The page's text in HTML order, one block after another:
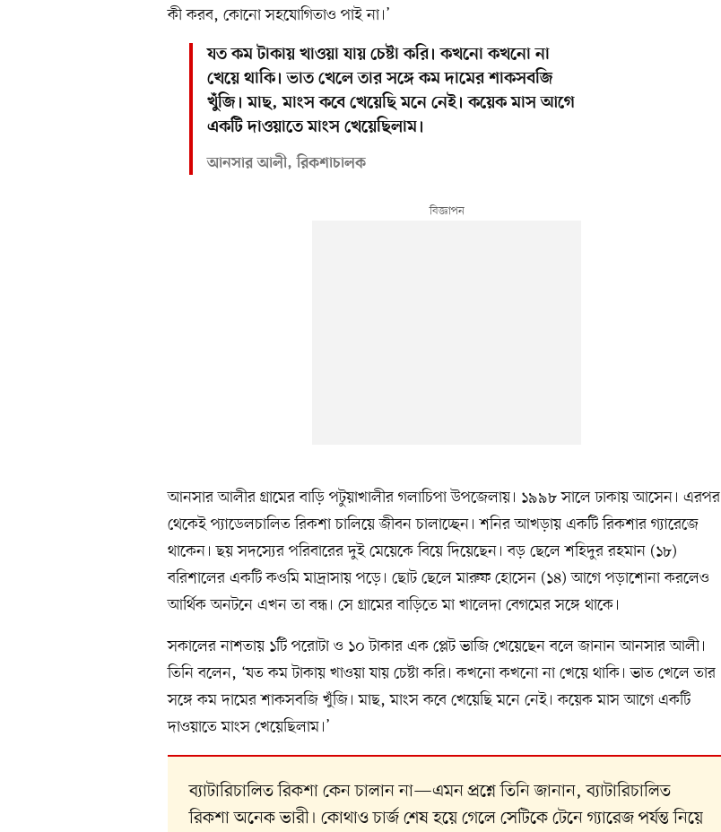
কী করব, কোনো সহযোগিতাও পাই না।’
যত কম টাকায় খাওয়া যায় চেষ্টা করি। কখনো কখনো না
খেয়ে থাকি। ভাত খেলে তার সঙ্গে কম দামের শাকসবজি
খুঁজি। মাছ, মাংস কবে খেয়েছি মনে নেই। কয়েক মাস আগে
একটি দাওয়াতে মাংস খেয়েছিলাম।
আনসার আলী, রিকশাচালক
আনসার আলীর গ্রামের বাড়ি পটুয়াখালীর গলাচিপা উপজেলায়। ১৯৯৮ সালে ঢাকায় আসেন। এরপর
থেকেই প্যাডেলচালিত রিকশা চালিয়ে জীবন চালাচ্ছেন। শনির আখড়ায় একটি রিকশার গ্যারেজে
থাকেন। ছয় সদস্যের পরিবারের দুই মেয়েকে বিয়ে দিয়েছেন। বড় ছেলে শহিদুর রহমান (১৮)
বরিশালের একটি কওমি মাদ্রাসায় পড়ে। ছোট ছেলে মারুফ হোসেন (১৪) আগে পড়াশোনা করলেও
আর্থিক অনটনে এখন তা বন্ধ। সে গ্রামের বাড়িতে মা খালেদা বেগমের সঙ্গে থাকে।
সকালের নাশতায় ১টি পরোটা ও ১০ টাকার এক প্লেট ভাজি খেয়েছেন বলে জানান আনসার আলী।
তিনি বলেন, ‘যত কম টাকায় খাওয়া যায় চেষ্টা করি। কখনো কখনো না খেয়ে থাকি। ভাত খেলে তার
সঙ্গে কম দামের শাকসবজি খুঁজি। মাছ, মাংস কবে খেয়েছি মনে নেই। কয়েক মাস আগে একটি
দাওয়াতে মাংস খেয়েছিলাম।’
ব্যাটারিচালিত রিকশা কেন চালান না—এমন প্রশ্নে তিনি জানান, ব্যাটারিচালিত
রিকশা অনেক ভারী। কোথাও চার্জ শেষ হয়ে গেলে সেটিকে টেনে গ্যারেজ পর্যন্ত নিয়ে